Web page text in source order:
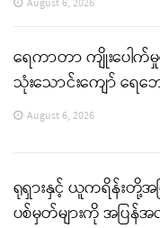
ရေကာတာ ကျိုးပေါက်
သုံးသောင်းကျော် ရေဘ
August 6, 2026
ရုရှားနှင့် ယူကရိန်းတို့အ
ပစ်မှတ်များကို အပြ